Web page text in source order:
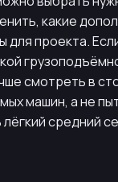
какие
для проекта.
смотреть в
машин, а не
средний